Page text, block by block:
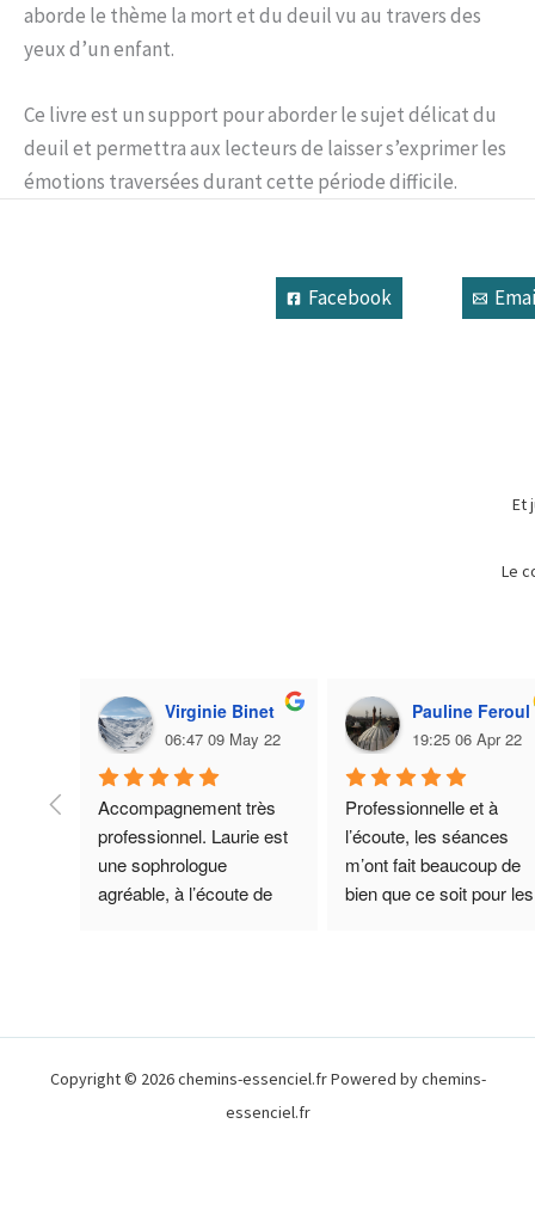
aborde le thème la mort et du deuil vu au travers des
yeux d’un enfant.
Ce livre est un support pour aborder le sujet délicat du
deuil et permettra aux lecteurs de laisser s’exprimer les
émotions traversées durant cette période difficile.
Facebook
Et
Le
Virginie Binet
06:47 09 May 22
Accompagnement très
professionnel. Laurie est
une sophrologue
agréable, à l’écoute de
confiance en moi et
distance avec le stress
quotidien. Quel bonheur
Pauline Feroul
19:25 06 Apr 22
Professionnelle et à
l’écoute, les séances
m’ont fait beaucoup de
bien que ce soit pour les
de la prise en charge et
vous recommande
Copyright © 2026 chemins-essenciel.fr Powered by chemins-
essenciel.fr